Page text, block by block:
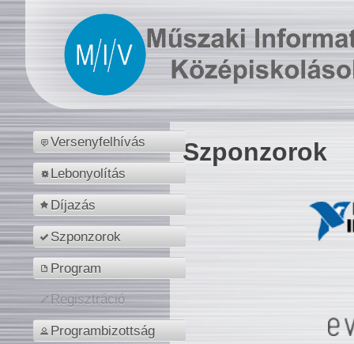
Versenyfelhívás
Lebonyolítás
Díjazás
Szponzorok
Program
Regisztráció
Programbizottság
Szponzorok